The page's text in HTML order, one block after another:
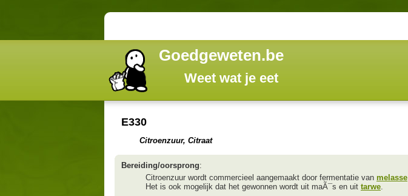
Goedgeweten.be
Weet wat je eet
E330
Citroenzuur, Citraat
Bereiding/oorsprong:
Citroenzuur wordt commercieel aangemaakt door fermentatie van melasse
Het is ook mogelijk dat het gewonnen wordt uit maÃ¯s en uit tarwe